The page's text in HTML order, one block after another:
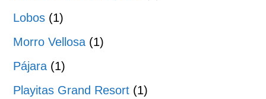
Lobos (1)
Morro Vellosa (1)
Pájara (1)
Playitas Grand Resort (1)